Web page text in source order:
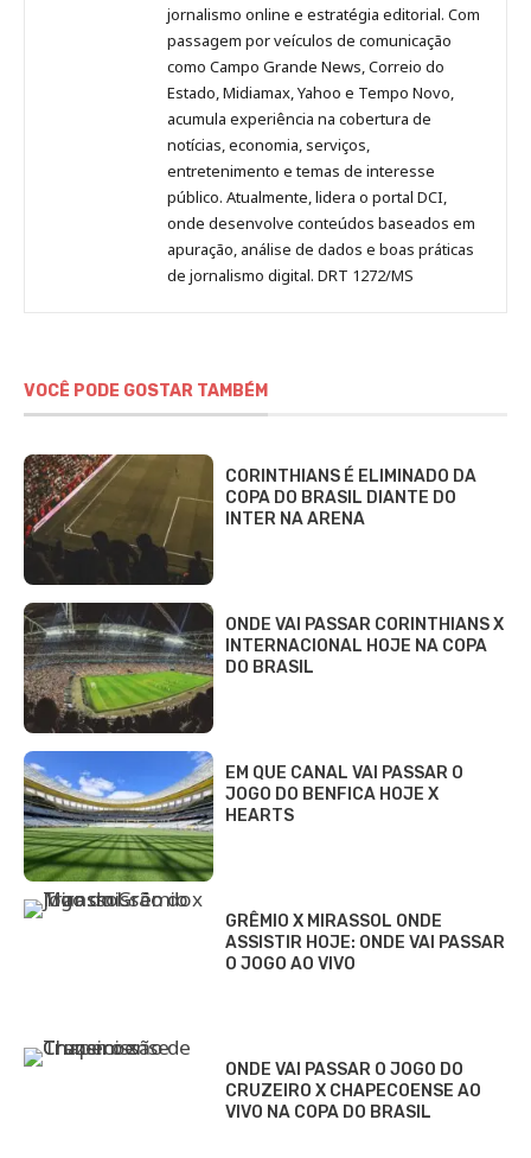
Pinterest
LinkedInInstagram
FacebookMalagolini
jornalismo online e estratégia editorial. Com
passagem por veículos de comunicação
como Campo Grande News, Correio do
Estado, Midiamax, Yahoo e Tempo Novo,
acumula experiência na cobertura de
notícias, economia, serviços,
entretenimento e temas de interesse
público. Atualmente, lidera o portal DCI,
onde desenvolve conteúdos baseados em
apuração, análise de dados e boas práticas
de jornalismo digital. DRT 1272/MS
VOCÊ PODE GOSTAR TAMBÉM
CORINTHIANS É ELIMINADO DA
COPA DO BRASIL DIANTE DO
INTER NA ARENA
ONDE VAI PASSAR CORINTHIANS X
INTERNACIONAL HOJE NA COPA
DO BRASIL
EM QUE CANAL VAI PASSAR O
JOGO DO BENFICA HOJE X
HEARTS
GRÊMIO X MIRASSOL ONDE
ASSISTIR HOJE: ONDE VAI PASSAR
O JOGO AO VIVO
ONDE VAI PASSAR O JOGO DO
CRUZEIRO X CHAPECOENSE AO
VIVO NA COPA DO BRASIL